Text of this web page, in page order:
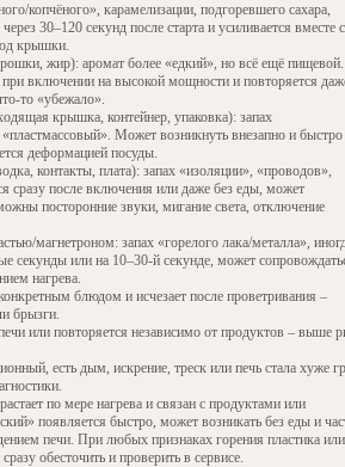
копчёного», карамелизации, подгоревшего сахара,
30–120 секунд после старта и усиливается вместе с
крышки.
жир): аромат более «едкий», но всё ещё пищевой.
включении на высокой мощности и повторяется
то «убежало».
крышка, контейнер, упаковка): запах
Может возникнуть внезапно и быстро
деформацией посуды.
контакты, плата): запах «изоляции», «проводов»,
сразу после включения или даже без еды, может
посторонние звуки, мигание света, отключение
магнетроном: запах «горелого лака/металла»,
секунды или на 10–30-й секунде, может
нагрева.
блюдом и исчезает после проветривания –
брызги.
или повторяется независимо от продуктов – выше
есть дым, искрение, треск или печь стала хуже
по мере нагрева и связан с продуктами или
появляется быстро, может возникать без еды и
печи. При любых признаках горения пластика или
обесточить и проверить в сервисе.